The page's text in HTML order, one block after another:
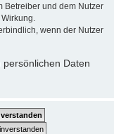
Betreiber und dem Nutzer
wenn der Nutzer
Daten